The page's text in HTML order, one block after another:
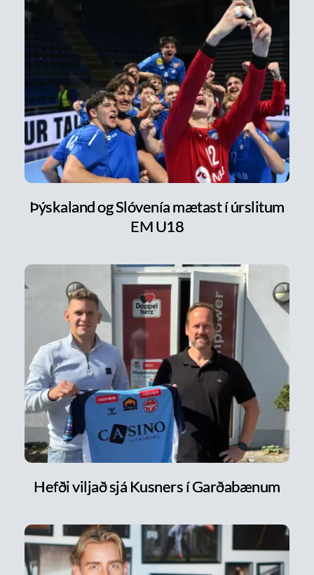
Þýskaland og Slóvenía mætast í úrslitum
EM U18
Hefði viljað sjá Kusners í Garðabænum